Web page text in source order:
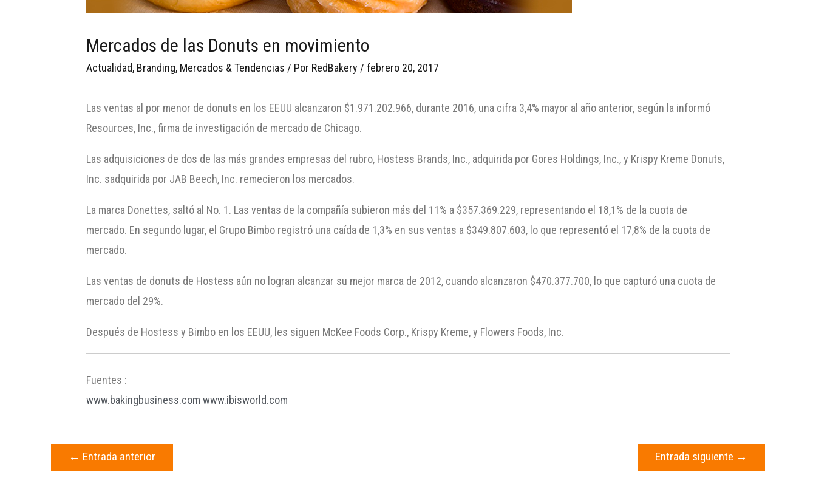
Mercados de las Donuts en movimiento
Actualidad, Branding, Mercados & Tendencias / Por RedBakery /febrero 20, 2017
Las ventas al por menor de donuts en los EEUU alcanzaron $1.971.202.966, durante 2016, una cifra 3,4% mayor al año anterior, según la informó
Resources, Inc., firma de investigación de mercado de Chicago.
Las adquisiciones de dos de las más grandes empresas del rubro, Hostess Brands, Inc., adquirida por Gores Holdings, Inc., y Krispy Kreme Donuts,
Inc. sadquirida por JAB Beech, Inc. remecieron los mercados.
La marca Donettes, saltó al No. 1. Las ventas de la compañía subieron más del 11% a $357.369.229, representando el 18,1% de la cuota de
mercado. En segundo lugar, el Grupo Bimbo registró una caída de 1,3% en sus ventas a $349.807.603, lo que representó el 17,8% de la cuota de
mercado.
Las ventas de donuts de Hostess aún no logran alcanzar su mejor marca de 2012, cuando alcanzaron $470.377.700, lo que capturó una cuota de
mercado del 29%.
Después de Hostess y Bimbo en los EEUU, les siguen McKee Foods Corp., Krispy Kreme, y Flowers Foods, Inc.
Fuentes :
www.bakingbusiness.com www.ibisworld.com
← Entrada anterior Entrada siguiente →